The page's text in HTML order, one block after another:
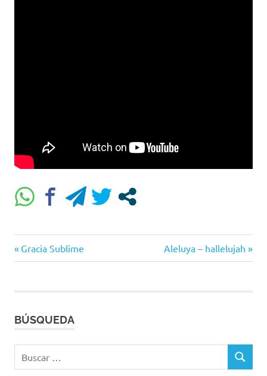
Navegación
Entrada
anterior:
Gracia Sublime
Siguiente
entrada:
Aleluya – hallelujah
BÚSQUEDA
BUSCAR